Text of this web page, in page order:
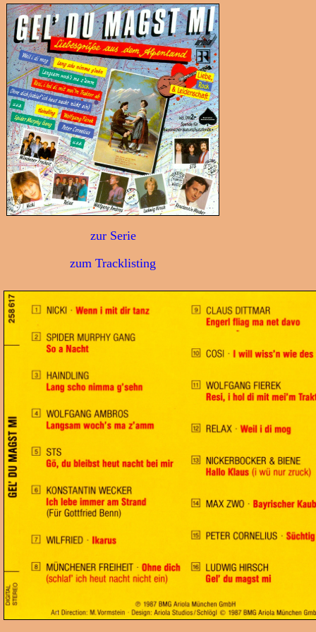
zur Serie
zum Tracklisting